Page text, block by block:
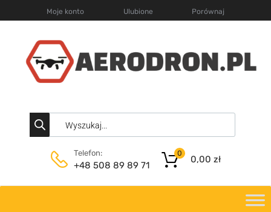
Moje konto Ulubione Porównaj
Telefon:
+48 508 89 89 71
0,00 zł
0